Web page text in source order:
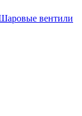
вентили